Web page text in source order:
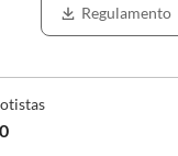
Regulamento